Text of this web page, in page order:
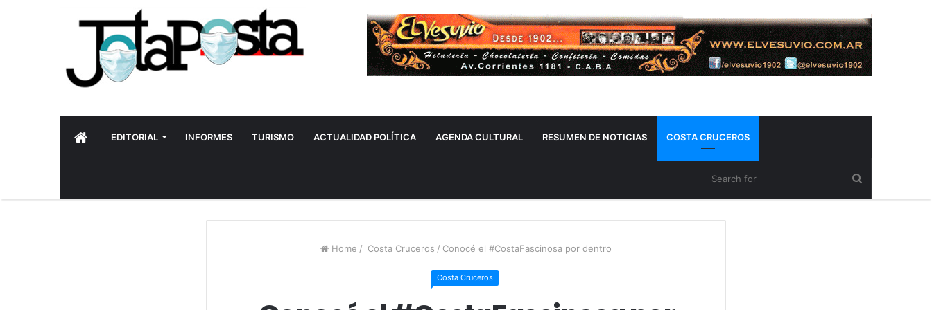
INICIOEDITORIAL INFORMES TURISMO ACTUALIDAD POLÍTICA AGENDA CULTURAL RESUMEN DE NOTICIAS COSTA CRUCEROS
Home / Costa Cruceros / Conocé el #CostaFascinosa por dentro
Costa Cruceros